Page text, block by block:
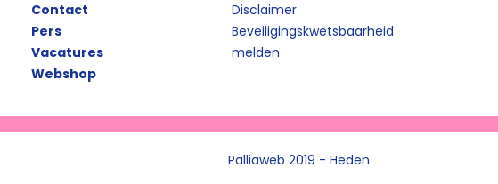
Contact
Pers
Vacatures
Webshop
Disclaimer
Beveiligingskwetsbaarheid
melden
Palliaweb 2019 - Heden